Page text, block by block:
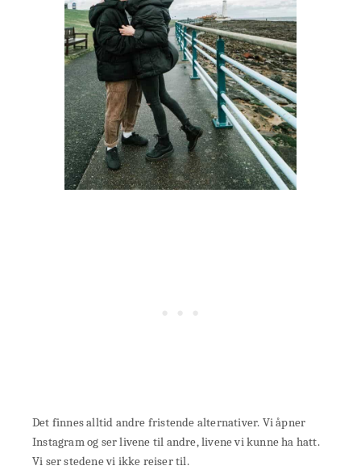
Det finnes alltid andre fristende alternativer. Vi åpner
Instagram og ser livene til andre, livene vi kunne ha hatt.
Vi ser stedene vi ikke reiser til.